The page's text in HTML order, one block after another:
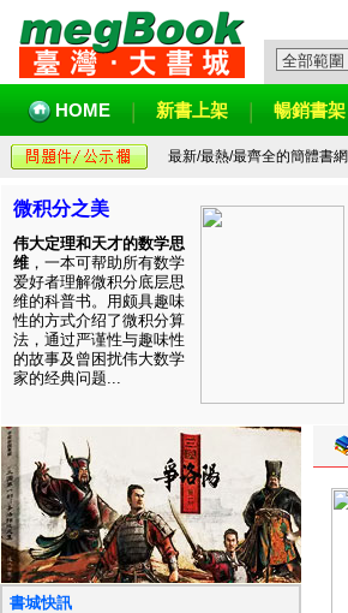
HOME 新書上架 暢銷書架
最新/最熱/最齊全的簡體書網
微积分之美
伟大定理和天才的数学思
维 ，一本可帮助所有数学
爱好者理解微积分底层思
维的科普书。用颇具趣味
性的方式介绍了微积分算
法，通过严谨性与趣味性
的故事及曾困扰伟大数学
家的经典问题...
書城快訊